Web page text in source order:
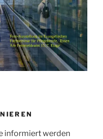
informiert werden